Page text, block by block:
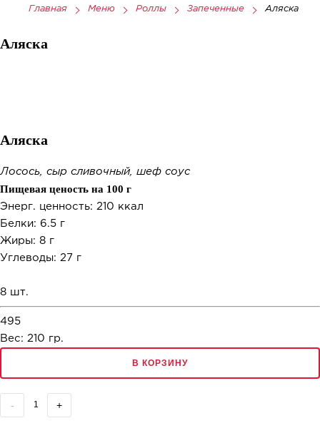
Главная Меню Роллы Запеченные Аляска
Аляска
Аляска
Лосось, сыр сливочный, шеф соус
Пищевая ценость на 100 г
Энерг. ценность: 210 ккал
Белки: 6.5 г
Жиры: 8 г
Углеводы: 27 г
8 шт.
495
Вес: 210 гр.
В КОРЗИНУ
- +